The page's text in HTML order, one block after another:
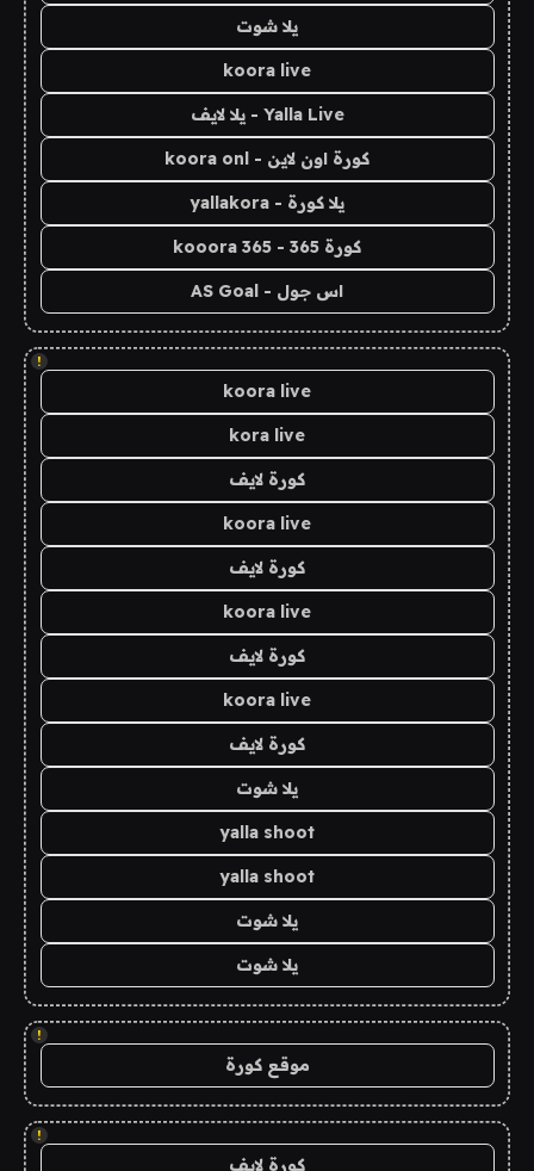
يلا شوت
koora live
Yalla Live - يلا لايف
كورة اون لاين - koora onl
يلا كورة - yallakora
كورة 365 - kooora 365
اس جول - AS Goal
!
koora live
kora live
كورة لايف
koora live
كورة لايف
koora live
كورة لايف
koora live
كورة لايف
يلا شوت
yalla shoot
yalla shoot
يلا شوت
يلا شوت
!
موقع كورة
!
كورة لايف